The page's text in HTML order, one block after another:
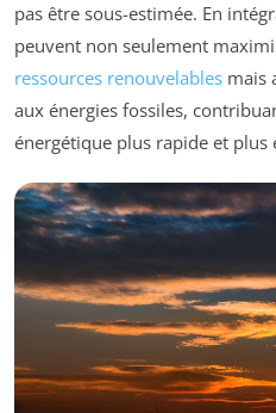
pas être sous-estimée. En
peuvent non seulement
ressources renouvelables mais
aux énergies fossiles,
énergétique plus rapide et plus